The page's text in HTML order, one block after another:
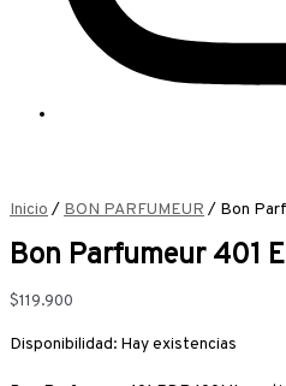
Inicio/ BON PARFUMEUR/ Bon
Bon Parfumeur 401
$119.900
Disponibilidad: Hay existencias